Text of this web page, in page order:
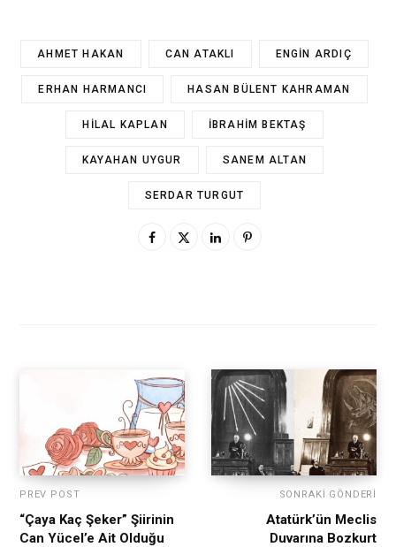
AHMET HAKAN CAN ATAKLI ENGIN ARDIÇ
ERHAN HARMANCI HASAN BÜLENT KAHRAMAN
HILAL KAPLAN İBRAHIM BEKTAŞ
KAYAHAN UYGUR SANEM ALTAN
SERDAR TURGUT
PREV POST
“Çaya Kaç Şeker” Şiirinin
Can Yücel’e Ait Olduğu
SONRAKI GÖNDERI
Atatürk’ün Meclis
Duvarına Bozkurt